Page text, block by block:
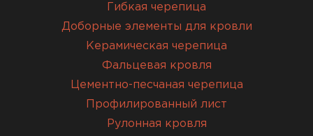
Гибкая черепица
Доборные элементы для кровли
Керамическая черепица
Фальцевая кровля
Цементно-песчаная черепица
Профилированный лист
Рулонная кровля